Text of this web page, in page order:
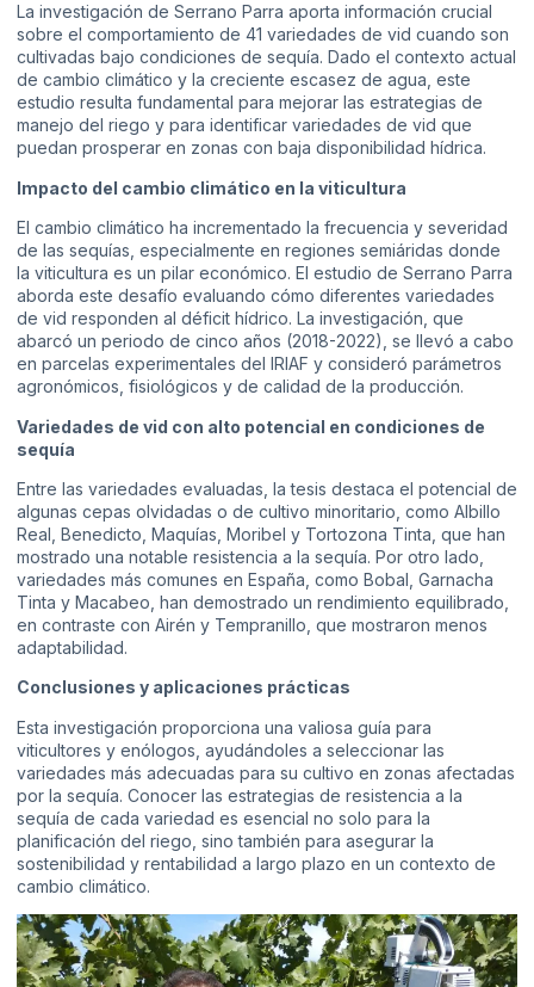
La investigación de Serrano Parra aporta información crucial
sobre el comportamiento de 41 variedades de vid cuando son
cultivadas bajo condiciones de sequía. Dado el contexto actual
de cambio climático y la creciente escasez de agua, este
estudio resulta fundamental para mejorar las estrategias de
manejo del riego y para identificar variedades de vid que
puedan prosperar en zonas con baja disponibilidad hídrica.
Impacto del cambio climático en la viticultura
El cambio climático ha incrementado la frecuencia y severidad
de las sequías, especialmente en regiones semiáridas donde
la viticultura es un pilar económico. El estudio de Serrano Parra
aborda este desafío evaluando cómo diferentes variedades
de vid responden al déficit hídrico. La investigación, que
abarcó un periodo de cinco años (2018-2022), se llevó a cabo
en parcelas experimentales del IRIAF y consideró parámetros
agronómicos, fisiológicos y de calidad de la producción.
Variedades de vid con alto potencial en condiciones de
sequía
Entre las variedades evaluadas, la tesis destaca el potencial de
algunas cepas olvidadas o de cultivo minoritario, como Albillo
Real, Benedicto, Maquías, Moribel y Tortozona Tinta, que han
mostrado una notable resistencia a la sequía. Por otro lado,
variedades más comunes en España, como Bobal, Garnacha
Tinta y Macabeo, han demostrado un rendimiento equilibrado,
en contraste con Airén y Tempranillo, que mostraron menos
adaptabilidad.
Conclusiones y aplicaciones prácticas
Esta investigación proporciona una valiosa guía para
viticultores y enólogos, ayudándoles a seleccionar las
variedades más adecuadas para su cultivo en zonas afectadas
por la sequía. Conocer las estrategias de resistencia a la
sequía de cada variedad es esencial no solo para la
planificación del riego, sino también para asegurar la
sostenibilidad y rentabilidad a largo plazo en un contexto de
cambio climático.